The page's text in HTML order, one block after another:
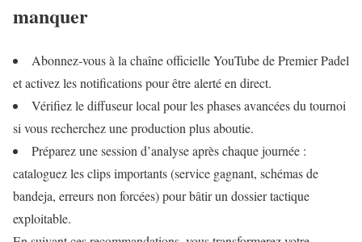
manquer
Abonnez‑vous à la chaîne officielle YouTube de Premier Padel
et activez les notifications pour être alerté en direct.
Vérifiez le diffuseur local pour les phases avancées du tournoi
si vous recherchez une production plus aboutie.
Préparez une session d’analyse après chaque journée :
cataloguez les clips importants (service gagnant, schémas de
bandeja, erreurs non forcées) pour bâtir un dossier tactique
exploitable.